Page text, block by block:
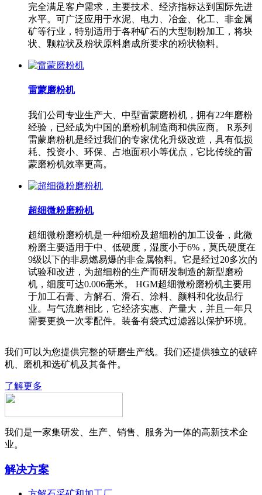
完全满足客户需求，主要技术、经济指标达到国际先进
水平。可广泛应用于水泥、电力、冶金、化工、非金属
矿等行业，特别适用于各种矿石的大型制粉加工，将块
状、颗粒状及粉状原料磨成所要求的粉状物料。
雷蒙磨粉机
我们公司专业生产大、中型雷蒙磨粉机，拥有22年磨粉
经验，已经成为中国的磨粉机制造商和供应商。 R系列
雷蒙磨粉机是经过我们的专家优化升级改造，具有低损
耗、投资小、环保、占地面积小等优点，它比传统的雷
蒙磨粉机效率更高。
超细微粉磨粉机
超细微粉磨粉机是一种细粉及超细粉的加工设备，此微
粉磨主要适用于中、低硬度，湿度小于6%，莫氏硬度在
9级以下的非易燃易爆的非金属物料。它是经过20多次的
试验和改进，为超细粉的生产而研发制造的新型磨粉
机，细度可达0.006毫米。 HGM超细微粉磨粉机主要用
于加工石膏、方解石、滑石、涂料、颜料和化妆品行
业。与气流磨相比，它经济实惠、产量大，并且一年只
需要更换一次零配件。装备有袋式过滤器以保护环境。
我们可以为您提供完整的研磨生产线。我们还提供独立的破碎
机、磨机和选矿机及其备件。
了解更多
我们是一家集研发、生产、销售、服务为一体的高新技术企
业。
解决方案